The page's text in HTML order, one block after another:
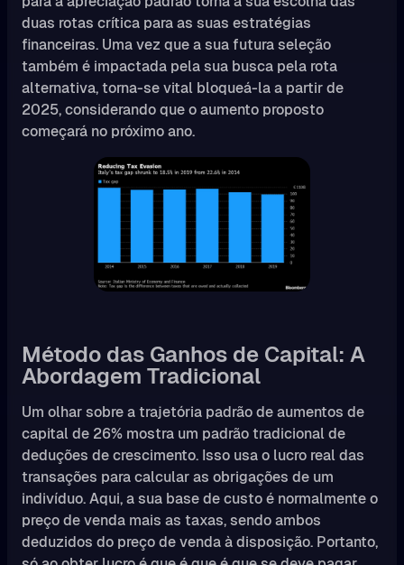
duas rotas crítica para as suas estratégias
financeiras. Uma vez que a sua futura seleção
também é impactada pela sua busca pela rota
alternativa, torna-se vital bloqueá-la a partir de
2025, considerando que o aumento proposto
começará no próximo ano.
Método das Ganhos de Capital: A
Abordagem Tradicional
Um olhar sobre a trajetória padrão de aumentos de
capital de 26% mostra um padrão tradicional de
deduções de crescimento. Isso usa o lucro real das
transações para calcular as obrigações de um
indivíduo. Aqui, a sua base de custo é normalmente o
preço de venda mais as taxas, sendo ambos
deduzidos do preço de venda à disposição. Portanto,